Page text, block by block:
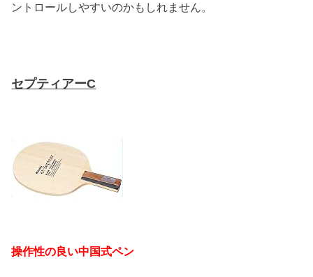
ントロールしやすいのかもしれません。
セプティアーC
操作性の良い中国式ペン